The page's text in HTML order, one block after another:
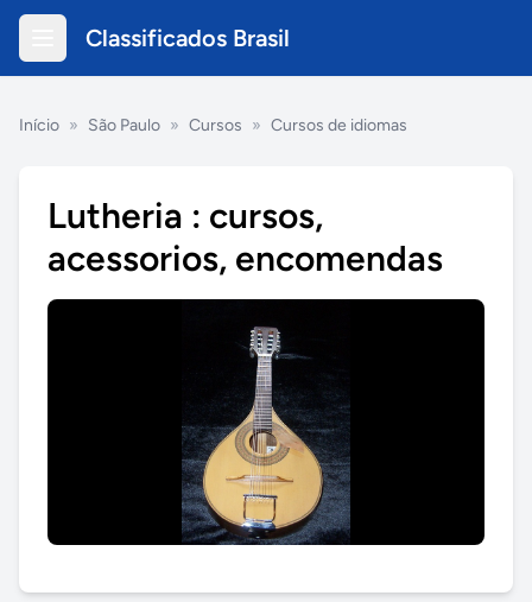
Classificados Brasil
Início » São Paulo » Cursos » Cursos de idiomas
Lutheria : cursos,
acessorios, encomendas